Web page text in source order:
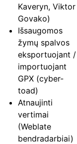
Kaveryn, Viktor
Govako)
Išsaugomos
žymų spalvos
eksportuojant /
importuojant
GPX (cyber-
toad)
Atnaujinti
vertimai
(Weblate
bendradarbiai)